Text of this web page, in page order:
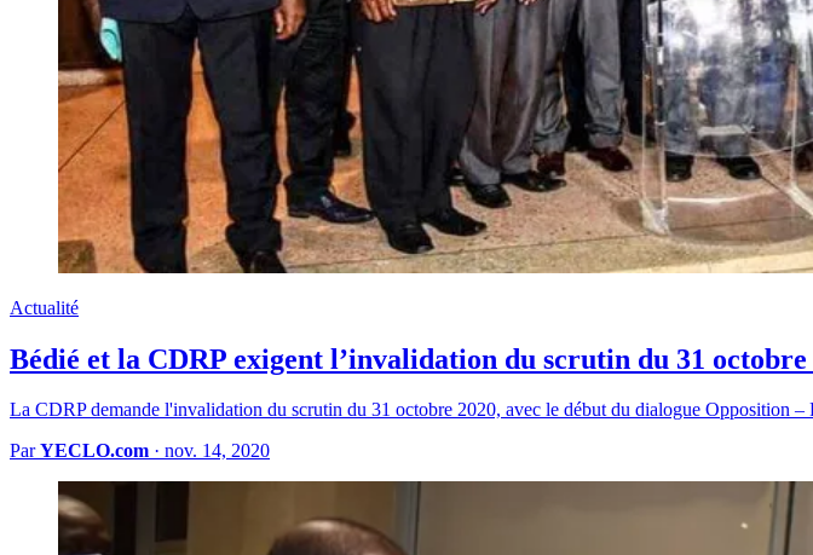
Actualité
Bédié et la CDRP exigent l’invalidation du scrutin du 31
La CDRP demande l'invalidation du scrutin du 31 octobre 2020, avec le début du dialogue Opposition
ParYECLO.com · nov. 14, 2020